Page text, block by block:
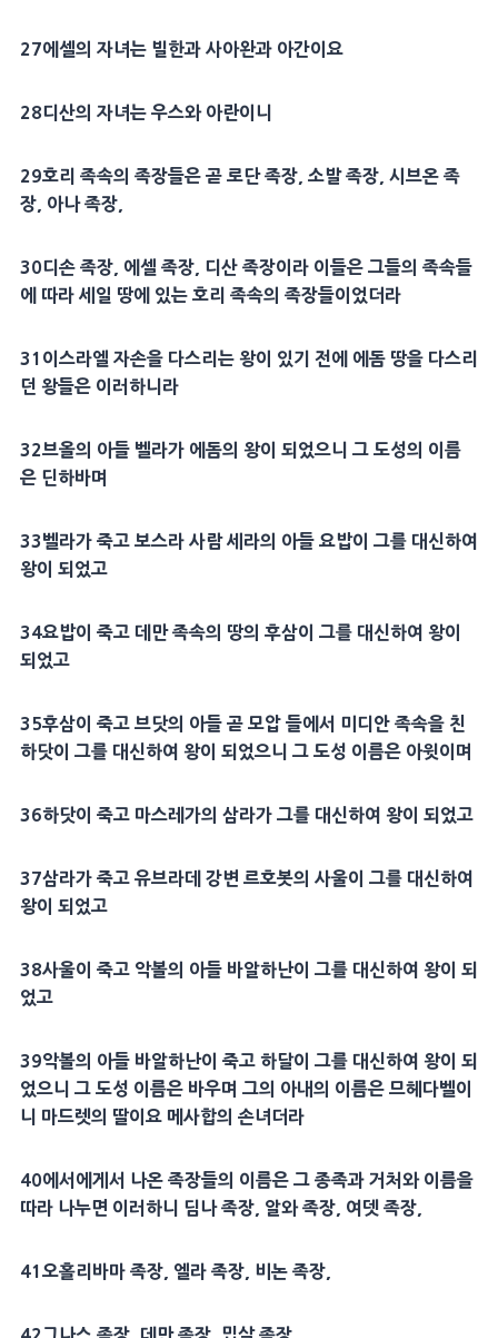
27에셀의 자녀는 빌한과 사아완과 아간이요
28디산의 자녀는 우스와 아란이니
29호리 족속의 족장들은 곧 로단 족장, 소발 족장, 시브온 족
장, 아나 족장,
30디손 족장, 에셀 족장, 디산 족장이라 이들은 그들의 족속들
에 따라 세일 땅에 있는 호리 족속의 족장들이었더라
31이스라엘 자손을 다스리는 왕이 있기 전에 에돔 땅을 다스리
던 왕들은 이러하니라
32브올의 아들 벨라가 에돔의 왕이 되었으니 그 도성의 이름
은 딘하바며
33벨라가 죽고 보스라 사람 세라의 아들 요밥이 그를 대신하여
왕이 되었고
34요밥이 죽고 데만 족속의 땅의 후삼이 그를 대신하여 왕이
되었고
35후삼이 죽고 브닷의 아들 곧 모압 들에서 미디안 족속을 친
하닷이 그를 대신하여 왕이 되었으니 그 도성 이름은 아윗이며
36하닷이 죽고 마스레가의 삼라가 그를 대신하여 왕이 되었고
37삼라가 죽고 유브라데 강변 르호봇의 사울이 그를 대신하여
왕이 되었고
38사울이 죽고 악볼의 아들 바알하난이 그를 대신하여 왕이 되
었고
39악볼의 아들 바알하난이 죽고 하달이 그를 대신하여 왕이 되
었으니 그 도성 이름은 바우며 그의 아내의 이름은 므헤다벨이
니 마드렛의 딸이요 메사합의 손녀더라
40에서에게서 나온 족장들의 이름은 그 종족과 거처와 이름을
따라 나누면 이러하니 딤나 족장, 알와 족장, 여뎃 족장,
41오홀리바마 족장, 엘라 족장, 비논 족장,